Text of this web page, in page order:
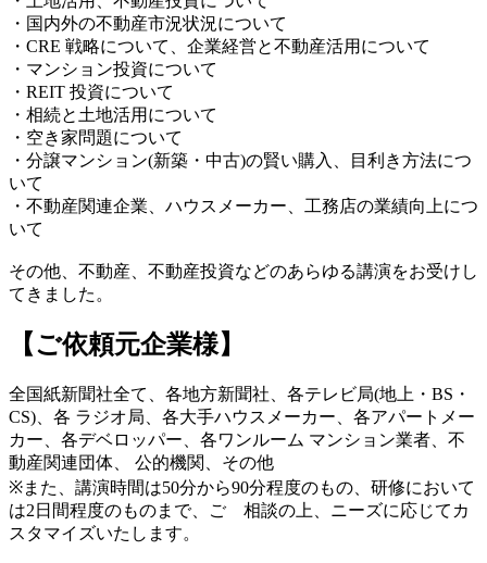
・国内外の不動産市況状況について
・CRE 戦略について、企業経営と不動産活用について
・マンション投資について
・REIT 投資について
・相続と土地活用について
・空き家問題について
・分譲マンション(新築・中古)の賢い購入、目利き方法につ
いて
・不動産関連企業、ハウスメーカー、工務店の業績向上につ
いて
その他、不動産、不動産投資などのあらゆる講演をお受けし
てきました。
【ご依頼元企業様】
全国紙新聞社全て、各地方新聞社、各テレビ局(地上・BS・
CS)、各 ラジオ局、各大手ハウスメーカー、各アパートメー
カー、各デベロッパー、各ワンルーム マンション業者、不
動産関連団体、 公的機関、その他
※また、講演時間は50分から90分程度のもの、研修において
は2日間程度のものまで、ご゙相談の上、ニーズに応じてカ
スタマイズいたします。